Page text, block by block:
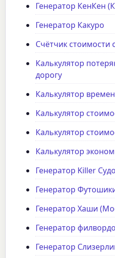
Генератор КенКен
Генератор Какуро
Счётчик стоимости
Калькулятор
дорогу
Калькулятор
Калькулятор
Калькулятор
Калькулятор
Генератор Killer
Генератор
Генератор Хаши
Генератор
Генератор